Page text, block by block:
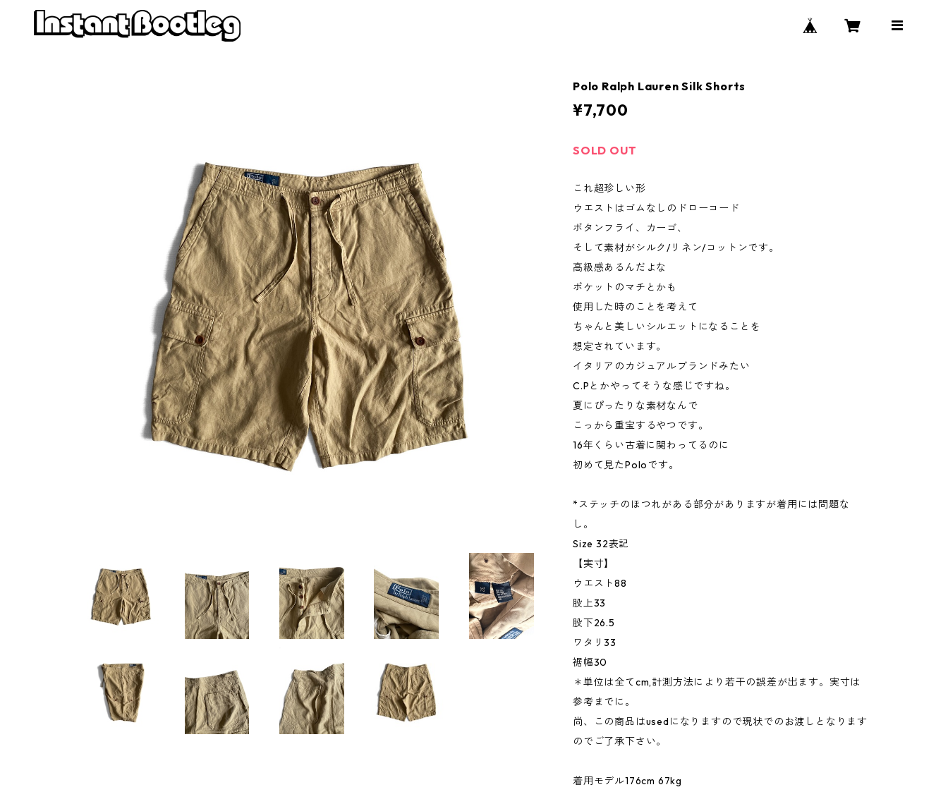
Polo Ralph Lauren Silk Shorts
¥7,700
SOLD OUT
これ超珍しい形
ウエストはゴムなしのドローコード
ボタンフライ、カーゴ、
そして素材がシルク/リネン/コットンです。
高級感あるんだよな
ポケットのマチとかも
使用した時のことを考えて
ちゃんと美しいシルエットになることを
想定されています。
イタリアのカジュアルブランドみたい
C.Pとかやってそうな感じですね。
夏にぴったりな素材なんで
こっから重宝するやつです。
16年くらい古着に関わってるのに
初めて見たPoloです。
*ステッチのほつれがある部分がありますが着用には問題な
し。
Size 32表記
【実寸】
ウエスト88
股上33
股下26.5
ワタリ33
裾幅30
＊単位は全てcm,計測方法により若干の誤差が出ます。実寸は
参考までに。
尚、この商品はusedになりますので現状でのお渡しとなります
のでご了承下さい。
着用モデル176cm 67kg